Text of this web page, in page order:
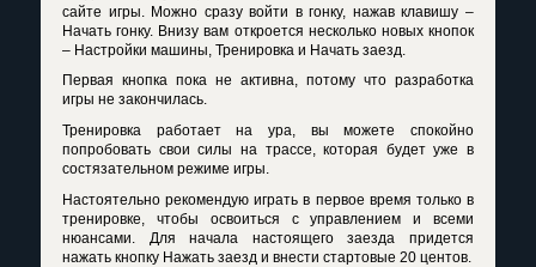
сайте игры. Можно сразу войти в гонку, нажав клавишу –
Начать гонку. Внизу вам откроется несколько новых кнопок
– Настройки машины, Тренировка и Начать заезд.
Первая кнопка пока не активна, потому что разработка
игры не закончилась.
Тренировка работает на ура, вы можете спокойно
попробовать свои силы на трассе, которая будет уже в
состязательном режиме игры.
Настоятельно рекомендую играть в первое время только в
тренировке, чтобы освоиться с управлением и всеми
нюансами. Для начала настоящего заезда придется
нажать кнопку Нажать заезд и внести стартовые 20 центов.